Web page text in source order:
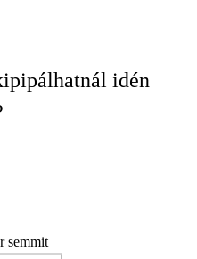
idén
semmit